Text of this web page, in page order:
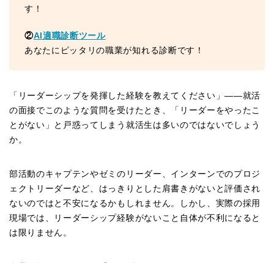
す！
②AI適職診断ツール
あなたにピッタリの職業が知れる診断です！
「リーダーシップを発揮した経験を教えてください」——就活
の面接でこのような質問を受けたとき、「リーダーをやったこ
とがない」と戸惑ってしまう就活生は多いのではないでしょう
か。
部活動のキャプテンやゼミのリーダー、インターンでのプロジ
ェクトリーダーなど、はっきりとした肩書きがないと評価され
ないのではと不安になるかもしれません。しかし、実際の採用
現場では、リーダーシップ経験がないこと自体が不利になると
は限りません。